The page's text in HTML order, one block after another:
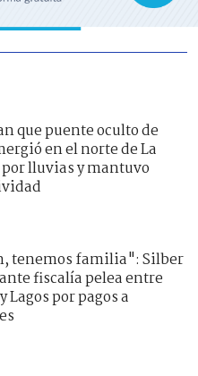
que puente oculto de
en el norte de La
lluvias y mantuvo
tenemos familia": Silber
fiscalía pelea entre
Lagos por pagos a